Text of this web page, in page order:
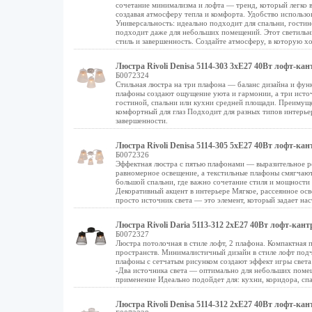
сочетание минимализма и лофта — тренд, который легко
создавая атмосферу тепла и комфорта. Удобство
Универсальность: идеально подходит для спальни,
подходит даже для небольших помещений. Этот
стиль и завершенность. Создайте атмосферу, в которую
Люстра Rivoli Denisa 5114-303 3хЕ27 40Вт лофт-
Б0072324
Стильная люстра на три плафона — баланс дизайна и
плафоны создают ощущение уюта и гармонии, а три
гостиной, спальни или кухни средней площади.
комфортный для глаз Подходит для разных типов
завершенности.
Люстра Rivoli Denisa 5114-305 5хЕ27 40Вт лофт-
Б0072326
Эффектная люстра с пятью плафонами — выразительное
равномерное освещение, а текстильные плафоны
большой спальни, где важно сочетание стиля и
Декоративный акцент в интерьере Мягкое, рассеянное
просто источник света — это элемент, который задает
Люстра Rivoli Daria 5113-312 2хЕ27 40Вт лофт-
Б0072327
Люстра потолочная в стиле лофт, 2 плафона.
пространств. Минималистичный дизайн в стиле лофт
плафоны с сетчатым рисунком создают эффект игры
-Два источника света — оптимально для небольших
применение Идеально подойдет для: кухни, коридора,
Люстра Rivoli Denisa 5114-312 2хЕ27 40Вт лофт-